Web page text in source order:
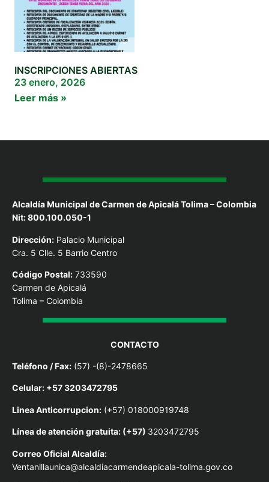
INSCRIPCIONES ABIERTAS
23 enero, 2026
Leer más »
Alcaldía Municipal de Carmen de Apicalá Tolima – Colombia
Nit: 800.100.050-1
Dirección: Palacio Municipal
Cra. 5 Clle. 5 Barrio Centro
Código Postal: 733590
Carmen de Apicalá
Tolima – Colombia
CONTACTO
Teléfono / Fax: (57) -(8)-2478665
Celular: +57 3203472795
Linea Anticorrupcion: (+57) 018000919748
Línea de atención gratuita: (+57) 3203472795
Correo Oficial Alcaldía:
Ventanillaunica@alcaldiacarmendeapicala-tolima.gov.co